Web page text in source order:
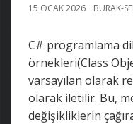
15 OCAK 2026 BURAK-
C# programlama
örnekleri(Class
varsayılan olarak
olarak iletilir. Bu,
değişikliklerin